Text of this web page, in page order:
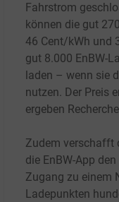
Fahrstrom
können die gut
46 Cent/kWh und
gut 8.000 EnBW-
laden – wenn sie
nutzen. Der Preis
ergeben
Zudem verschafft
die EnBW-App
Zugang zu einem
Ladepunkten